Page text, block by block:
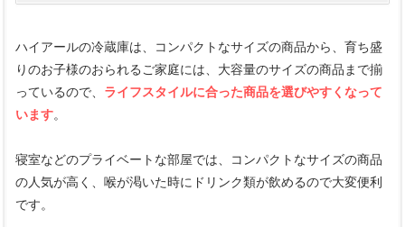
ハイアールの冷蔵庫は、コンパクトなサイズの商品から、育ち盛
りのお子様のおられるご家庭には、大容量のサイズの商品まで揃
っているので、 ライフスタイルに合った商品を選びやすくなって
います。
寝室などのプライベートな部屋では、コンパクトなサイズの商品
の人気が高く、喉が渇いた時にドリンク類が飲めるので大変便利
です。